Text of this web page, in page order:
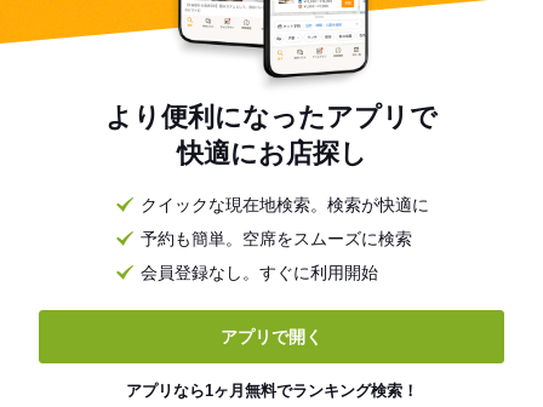
より便利になったアプリで
快適にお店探し
クイックな現在地検索。検索が快適に
予約も簡単。空席をスムーズに検索
会員登録なし。すぐに利用開始
アプリで開く
アプリなら1ヶ月無料でランキング検索！